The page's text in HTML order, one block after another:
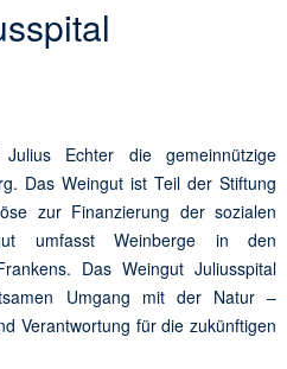
Echter die gemeinnützige
Das Weingut ist Teil der Stiftung
zur Finanzierung der sozialen
umfasst Weinberge in den
Das Weingut Juliusspital
Umgang mit der Natur –
Verantwortung für die zukünftigen